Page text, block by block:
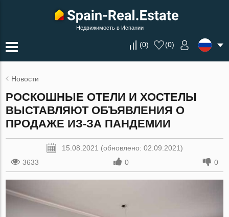
Недвижимость в Испании
(0) (0)
Новости
РОСКОШНЫЕ ОТЕЛИ И ХОСТЕЛЫ
ВЫСТАВЛЯЮТ ОБЪЯВЛЕНИЯ О
ПРОДАЖЕ ИЗ-ЗА ПАНДЕМИИ
15.08.2021 (обновлено: 02.09.2021)
3633
0 0